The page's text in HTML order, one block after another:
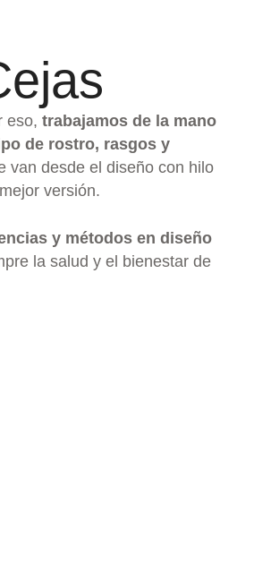
eso, trabajamos de la mano
de rostro, rasgos y
van desde el diseño con hilo
versión.
y métodos en diseño
la salud y el bienestar de